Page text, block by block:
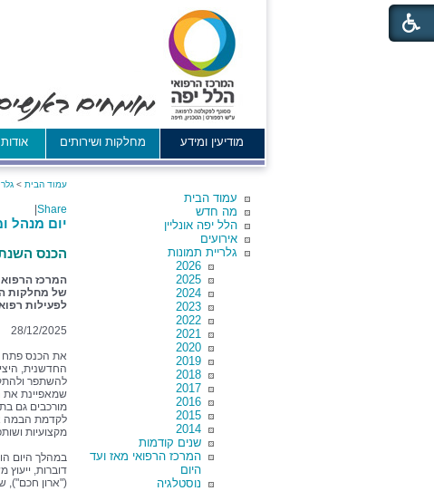
מודיעין ומידע מחלקות ושירותים
עמוד הבית
מה חדש
הלל יפה אונליין
אירועים
גלריית תמונות
2026
2025
2024
2023
2022
2021
2020
2019
2018
2017
2016
2015
2014
שנים קודמות
המרכז הרפואי מאז ועד
היום
נוסטלגיה
עמוד הבית >
Share
יום מנהל
הכנס
המרכז
של מחלקות
לפעילות
28/12/2025
את הכנס פתח
החדשנית,
להשתפר
שמאפיינת את
מורכבים גם
לקדמת הבמה
מקצועיות
במהלך היום
("ארון חכם"),